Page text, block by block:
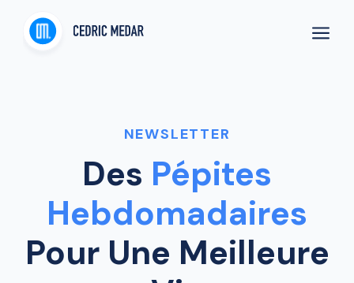
a
NEWSLETTER
Des Pépites
Hebdomadaires
Pour Une Meilleure